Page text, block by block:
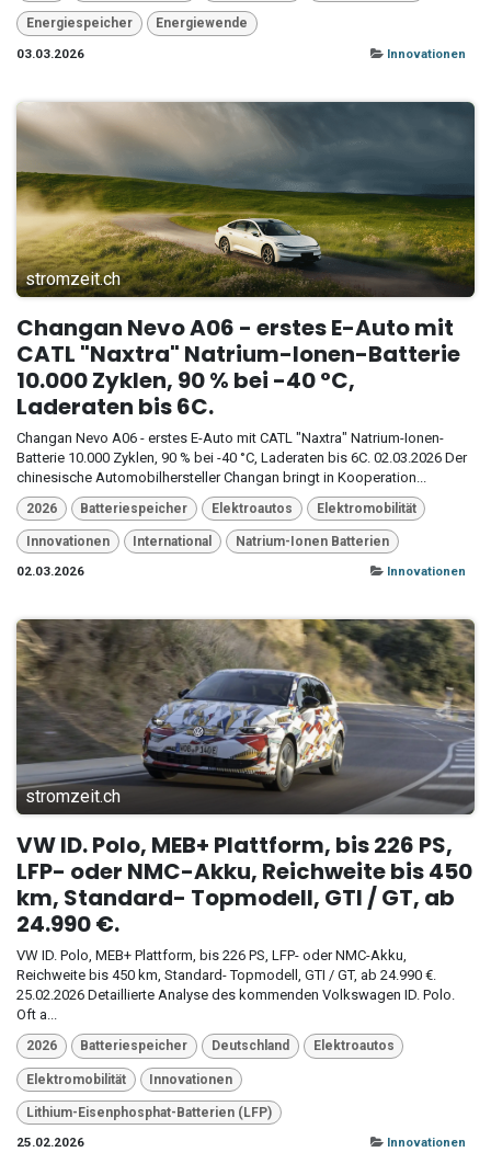
Energiespeicher
Energiewende
03.03.2026
Innovationen
stromzeit.ch
Changan Nevo A06 - erstes E-Auto mit
CATL "Naxtra" Natrium-Ionen-Batterie
10.000 Zyklen, 90 % bei -40 °C,
Laderaten bis 6C.
Changan Nevo A06 - erstes E-Auto mit CATL "Naxtra" Natrium-Ionen-
Batterie 10.000 Zyklen, 90 % bei -40 °C, Laderaten bis 6C. 02.03.2026 Der
chinesische Automobilhersteller Changan bringt in Kooperation...
2026 Batteriespeicher Elektroautos Elektromobilität
Innovationen International
Natrium-Ionen Batterien
02.03.2026
Innovationen
stromzeit.ch
VW ID. Polo, MEB+ Plattform, bis 226 PS,
LFP- oder NMC-Akku, Reichweite bis 450
km, Standard- Topmodell, GTI / GT, ab
24.990 €.
VW ID. Polo, MEB+ Plattform, bis 226 PS, LFP- oder NMC-Akku,
Reichweite bis 450 km, Standard- Topmodell, GTI / GT, ab 24.990 €.
25.02.2026 Detaillierte Analyse des kommenden Volkswagen ID. Polo.
Oft a...
2026 Batteriespeicher Deutschland Elektroautos
Elektromobilität Innovationen
Lithium-Eisenphosphat-Batterien (LFP)
25.02.2026
Innovationen